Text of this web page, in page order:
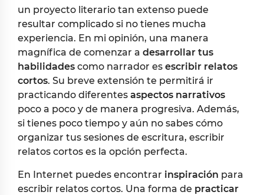
un proyecto literario tan extenso puede
resultar complicado si no tienes mucha
experiencia. En mi opinión, una manera
magnífica de comenzar a desarrollar tus
habilidades como narrador es escribir relatos
cortos. Su breve extensión te permitirá ir
practicando diferentes aspectos narrativos
poco a poco y de manera progresiva. Además,
si tienes poco tiempo y aún no sabes cómo
organizar tus sesiones de escritura, escribir
relatos cortos es la opción perfecta.
En Internet puedes encontrar inspiración para
escribir relatos cortos. Una forma de practicar